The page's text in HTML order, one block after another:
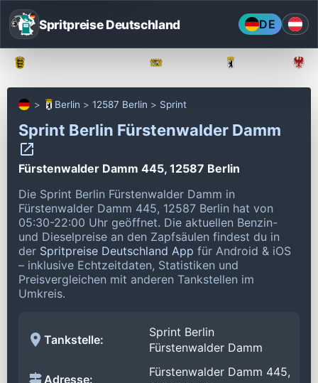
Spritpreise Deutschland DE
Berlin 12587 Berlin Sprint
Sprint Berlin Fürstenwalder Damm
Fürstenwalder Damm 445, 12587 Berlin
Die Sprint Berlin Fürstenwalder Damm in
Fürstenwalder Damm 445, 12587 Berlin hat von
05:30-22:00 Uhr geöffnet. Die aktuellen Benzin-
und Dieselpreise an den Zapfsäulen findest du in
der Spritpreise Deutschland App für Android & iOS
– inklusive Echtzeitdaten, Statistiken und
Preisvergleichen mit anderen Tankstellen im
Umkreis.
Tankstelle:
Sprint Berlin
Fürstenwalder Damm
Adresse:
Fürstenwalder Damm 445,